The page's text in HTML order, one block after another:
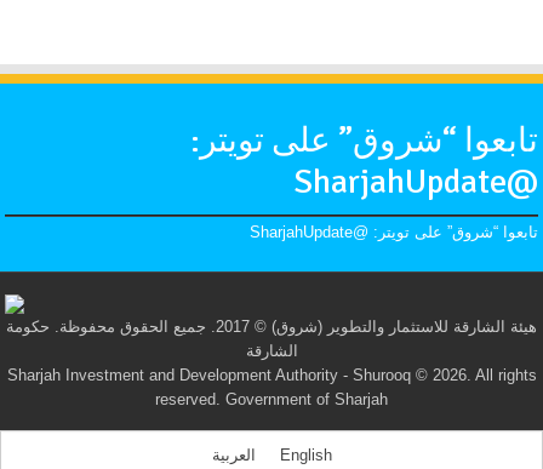
تابعوا “شروق” على تويتر:
@SharjahUpdate
تابعوا “شروق” على تويتر: @SharjahUpdate
هيئة الشارقة للاستثمار والتطوير (شروق) © 2017. جميع الحقوق محفوظة. حكومة
الشارقة
Sharjah Investment and Development Authority - Shurooq © 2026. All rights
reserved. Government of Sharjah
English العربية